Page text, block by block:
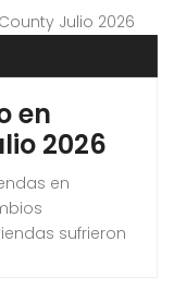
en
2026
en
sufrieron